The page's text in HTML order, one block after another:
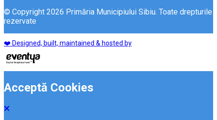
© Copyright 2026 Primăria Municipiului Sibiu. Toate drepturile
rezervate
❤️ Designed, built, maintained & hosted by
Acceptă Cookies